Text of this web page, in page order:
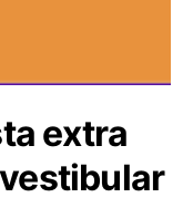
extra